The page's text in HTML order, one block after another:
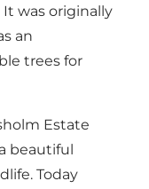
It was originally
an
trees for
Estate
beautiful
Today